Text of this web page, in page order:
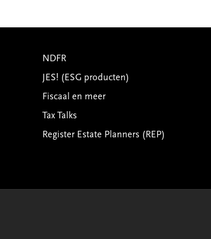
NDFR
JES! (ESG producten)
Fiscaal en meer
Tax Talks
Register Estate Planners (REP)